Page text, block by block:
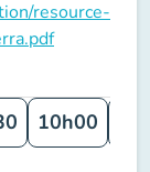
resource-
10h00